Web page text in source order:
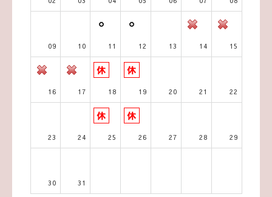
09 10 11 12 13 14 15
16 17 18 19 20 21 22
23 24 25 26 27 28 29
30 31